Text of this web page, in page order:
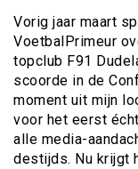
Vorig jaar maart
VoetbalPrimeur
topclub F91
scoorde in de
moment uit mijn
voor het eerst
alle media-
destijds. Nu krijgt